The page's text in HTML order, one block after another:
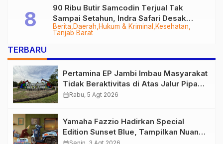
Berita Daerah Hukum & Kriminal
Kesehatan
Tanjab Barat
90 Ribu Butir Samcodin Terjual Tak
Sampai Setahun, Indra Safari Desak
Audit Menyeluruh
TERBARU
Pertamina EP Jambi Imbau Masyarakat
Tidak Beraktivitas di Atas Jalur Pipa
Migas Demi Keselamatan Bersama
calendar_monthRabu, 5 Agt 2026
Yamaha Fazzio Hadirkan Special
Edition Sunset Blue, Tampilkan Nuansa